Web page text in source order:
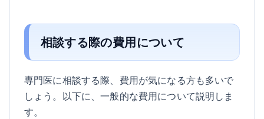
相談する際の費用について
専門医に相談する際、費用が気になる方も多いで
しょう。以下に、一般的な費用について説明しま
す。